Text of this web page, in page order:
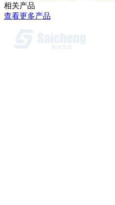
相关产品
查看更多产品